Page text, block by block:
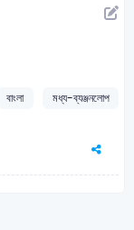
বাংলা
মধ্য-ব্যঞ্জনলোপ